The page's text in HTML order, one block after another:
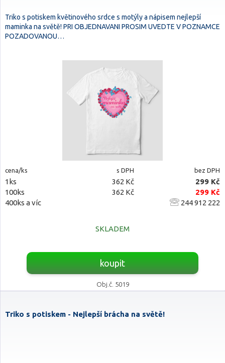
Triko s potiskem květinového srdce s motýly a nápisem nejlepší
maminka na světě! PRI OBJEDNAVANI PROSIM UVEDTE V POZNAMCE
POZADOVANOU…
cena/ks s DPH bez DPH
1ks 362 Kč
299 Kč
100ks
362 Kč
299 Kč
400ks a víc
244 912 222
SKLADEM
koupit
Obj.č. 5019
Triko s potiskem - Nejlepší brácha na světě!